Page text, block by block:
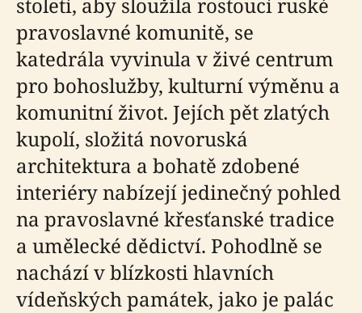
pravoslavné komunitě, se
katedrála vyvinula v živé centrum
pro bohoslužby, kulturní výměnu a
komunitní život. Jejích pět zlatých
kupolí, složitá novoruská
architektura a bohatě zdobené
interiéry nabízejí jedinečný pohled
na pravoslavné křesťanské tradice
a umělecké dědictví. Pohodlně se
nachází v blízkosti hlavních
vídeňských památek, jako je palác